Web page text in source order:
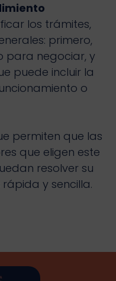
los trámites,
primero,
para negociar, y
puede incluir la
o
permiten que las
que eligen este
resolver su
y sencilla.